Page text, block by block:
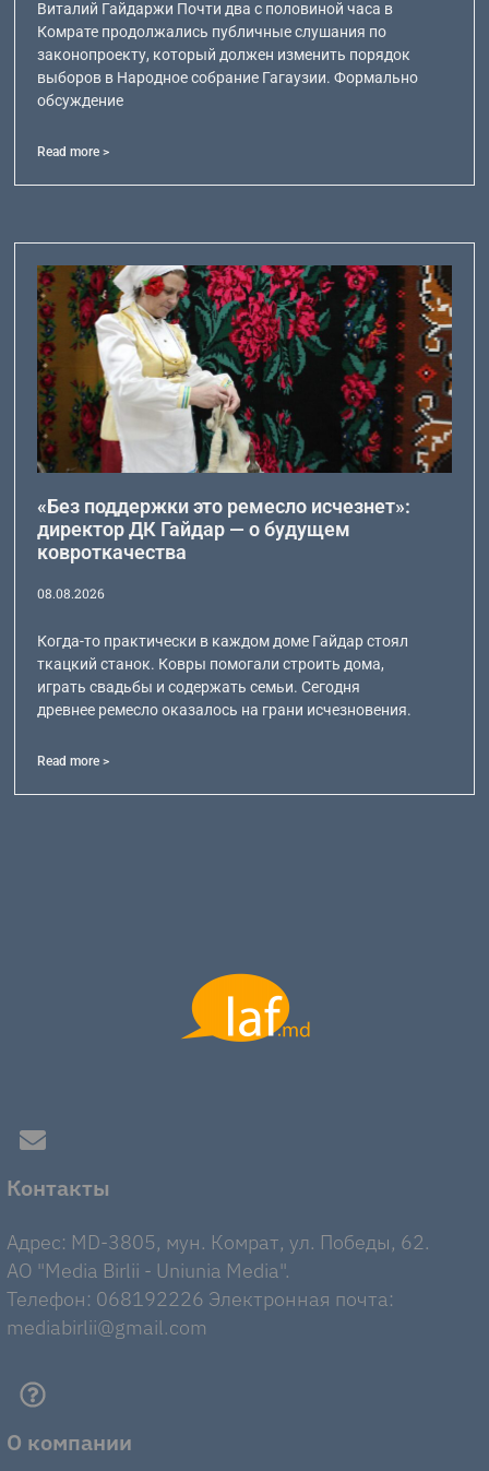
Виталий Гайдаржи Почти два с половиной часа в
Комрате продолжались публичные слушания по
законопроекту, который должен изменить порядок
выборов в Народное собрание Гагаузии. Формально
обсуждение
Read more >
«Без поддержки это ремесло исчезнет»:
директор ДК Гайдар — о будущем
ковроткачества
08.08.2026
Когда-то практически в каждом доме Гайдар стоял
ткацкий станок. Ковры помогали строить дома,
играть свадьбы и содержать семьи. Сегодня
древнее ремесло оказалось на грани исчезновения.
Read more >
Контакты
Адрес: MD-3805, мун. Комрат, ул. Победы, 62.
AO "Media Birlii - Uniunia Media".
Телефон: 068192226 Электронная почта:
mediabirlii@gmail.com
О компании